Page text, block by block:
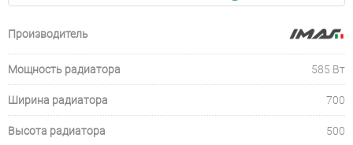
Производитель
Мощность радиатора 585 Вт
Ширина радиатора 700
Высота радиатора 500